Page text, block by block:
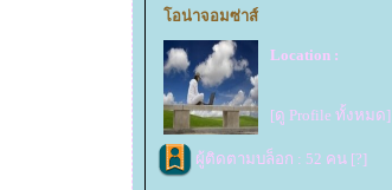
อน่าจอมซ่าส์
Location :
[ดู Profile ทั้งหมด]
ผู้ติดตามบล็อก : 52 คน [?]